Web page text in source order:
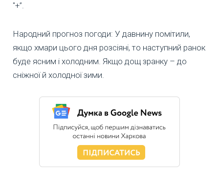
"+”.
Народний прогноз погоди: У давнину помітили,
якщо хмари цього дня розсіяні, то наступний ранок
буде ясним і холодним. Якщо дощ зранку – до
сніжної й холодної зими.